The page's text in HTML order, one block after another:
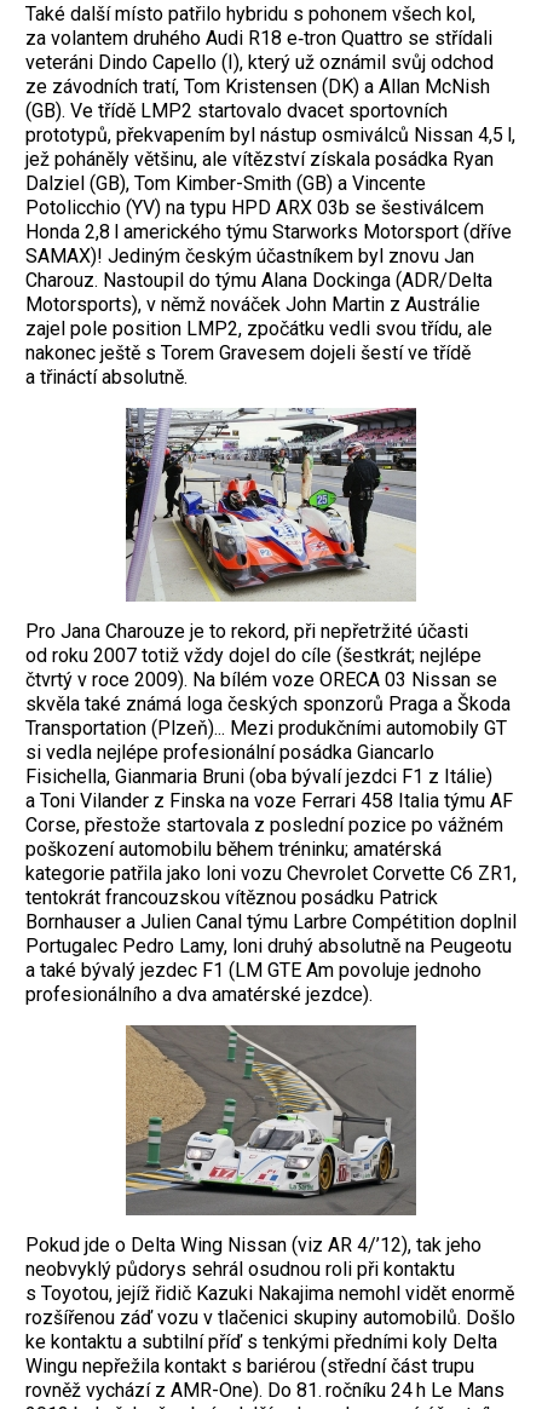
Také další místo patřilo hybridu s pohonem všech kol,
za volantem druhého Audi R18 e‑tron Quattro se střídali
veteráni Dindo Capello (I), který už oznámil svůj odchod
ze závodních tratí, Tom Kristensen (DK) a Allan McNish
(GB). Ve třídě LMP2 startovalo dvacet sportovních
prototypů, překvapením byl nástup osmiválců Nis­san 4,5 l,
jež poháněly většinu, ale vítězství získala posádka Ryan
Dalziel (GB), Tom Kimber-Smith (GB) a Vincente
Potolicchio (YV) na typu HPD ARX 03b se šestiválcem
Honda 2,8 l amerického týmu Starworks ­Motorsport (dříve
SAMAX)! Jediným českým účastníkem byl znovu Jan
Charouz. Nastoupil do týmu Alana Dockinga (ADR/Delta
Motorsports), v němž nováček John Martin z Austrálie
zajel pole position LMP2, zpočátku vedli svou třídu, ale
nakonec ještě s Torem Gravesem dojeli šestí ve třídě
a třináctí absolutně.
Pro Jana Charouze je to rekord, při nepřetržité účasti
od roku 2007 totiž vždy dojel do cíle (šestkrát; nejlépe
čtvrtý v roce 2009). Na bílém voze ORECA 03 Nissan se
skvěla také známá loga českých sponzorů Praga a Škoda
Transportation (Plzeň)... Mezi produkčními automobily GT
si vedla ­nejlépe profesionální posádka Giancarlo
Fisichella, Gianmaria Bruni (oba bývalí jezdci F1 z Itálie)
a Toni Vilander z Finska na voze ­Ferrari 458 Italia týmu AF
Corse, přestože startovala z poslední pozice po vážném
poškození automobilu během tréninku; amatérská
kategorie patřila jako loni vozu Chevrolet Corvette C6 ZR1,
tentokrát francouzskou vítěznou posádku Patrick
Bornhauser a Julien Canal týmu Larbre Compétition doplnil
Portugalec Pedro Lamy, loni druhý absolutně na Peugeotu
a také bývalý jezdec F1 (LM GTE Am povoluje jednoho
profesionálního a dva amatérské jezdce).
Pokud jde o Delta Wing Nissan (viz AR 4/’12), tak jeho
neobvyklý ­půdorys sehrál osudnou roli při kontaktu
s Toyotou, jejíž řidič Kazuki Nakajima nemohl vidět enormě
rozšířenou záď vozu v tlačenici skupiny automobilů. Došlo
ke kontaktu a subtilní příď s tenkými předními koly Delta
Wingu nepřežila kontakt s bariérou (střední část ­trupu
rovněž vychází z AMR-One). Do 81. ročníku 24 h Le Mans